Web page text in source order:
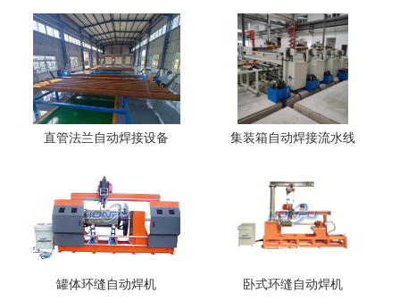
直管法兰自动焊接设备 集装箱自动焊接流水线
罐体环缝自动焊机 卧式环缝自动焊机